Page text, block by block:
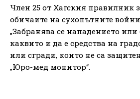
Член 25 от Хагския правилник
обичаите на сухопътните
„Забранява се нападението
каквито и да е средства на
или сгради, които не са
„Юро-мед монитор“.